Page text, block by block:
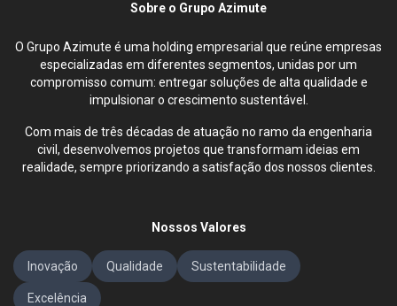
Sobre o Grupo Azimute
O Grupo Azimute é uma holding empresarial que reúne empresas
especializadas em diferentes segmentos, unidas por um
compromisso comum: entregar soluções de alta qualidade e
impulsionar o crescimento sustentável.
Com mais de três décadas de atuação no ramo da engenharia
civil, desenvolvemos projetos que transformam ideias em
realidade, sempre priorizando a satisfação dos nossos clientes.
Nossos Valores
Inovação Qualidade Sustentabilidade
Excelência